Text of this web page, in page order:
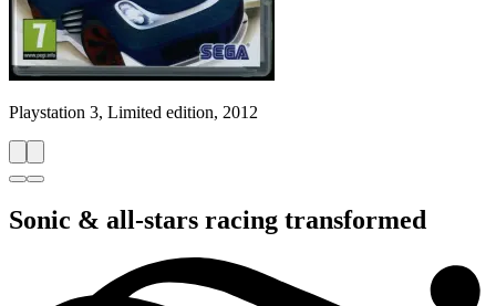
Playstation 3, Limited edition, 2012
Sonic & all-stars racing transformed